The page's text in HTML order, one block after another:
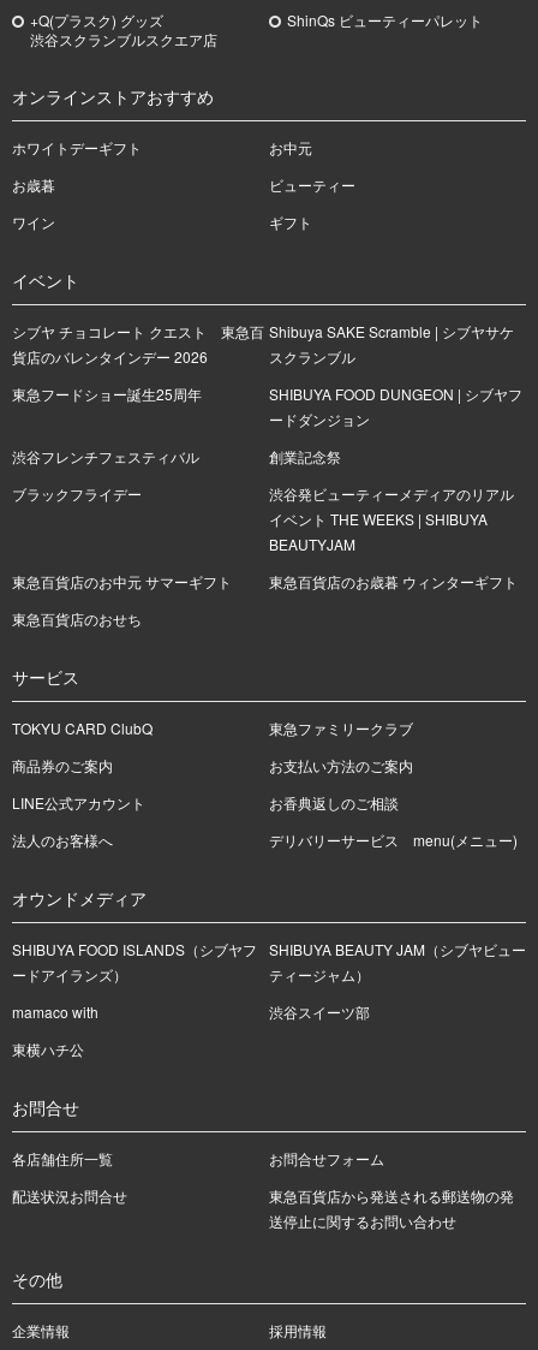
+Q(プラスク) グッズ
渋谷スクランブルスクエア店
ShinQs ビューティーパレット
オンラインストアおすすめ
ホワイトデーギフト
お中元
お歳暮
ビューティー
ワイン
ギフト
イベント
シブヤ チョコレート クエスト 東急百
貨店のバレンタインデー 2026
Shibuya SAKE Scramble | シブヤサケ
スクランブル
東急フードショー誕生25周年
SHIBUYA FOOD DUNGEON | シブヤフ
ードダンジョン
渋谷フレンチフェスティバル
創業記念祭
ブラックフライデー
渋谷発ビューティーメディアのリアル
イベント THE WEEKS | SHIBUYA
BEAUTYJAM
東急百貨店のお中元 サマーギフト
東急百貨店のお歳暮 ウィンターギフト
東急百貨店のおせち
サービス
TOKYU CARD ClubQ
東急ファミリークラブ
商品券のご案内
お支払い方法のご案内
LINE公式アカウント
お香典返しのご相談
法人のお客様へ
デリバリーサービス menu(メニュー)
オウンドメディア
SHIBUYA FOOD ISLANDS（シブヤフ
ードアイランズ）
SHIBUYA BEAUTY JAM（シブヤビュー
ティージャム）
mamaco with
渋谷スイーツ部
東横ハチ公
お問合せ
各店舗住所一覧
お問合せフォーム
配送状況お問合せ
東急百貨店から発送される郵送物の発
送停止に関するお問い合わせ
その他
企業情報 採用情報